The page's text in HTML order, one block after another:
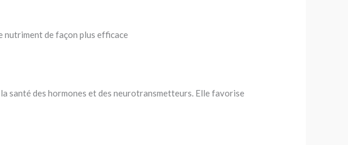
nutriment de façon plus efficace
santé des hormones et des neurotransmetteurs. Elle favorise